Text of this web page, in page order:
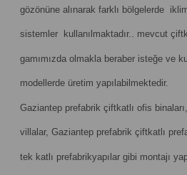
gözönüne alınarak farklı bölgelerde
sistemler kullanılmaktadır.. mevcut
gamımızda olmakla beraber isteğe ve
modellerde üretim yapılabilmektedir.
Gaziantep prefabrik çiftkatlı ofis
villalar, Gaziantep prefabrik çiftkatlı
tek katlı prefabrikyapılar gibi montajı